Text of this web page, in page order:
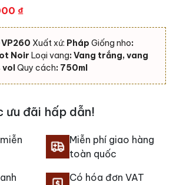
₫.
₫Giá
hiện
tại
là:
230.000 ₫.
Xuất xứ: Pháp Giống nho:
Noir Loại vang: Vang trắng, vang
volQuy cách: 750ml
ưu đãi hấp dẫn!
Miễn phí giao hàng
toàn quốc
Có hóa đơn VAT